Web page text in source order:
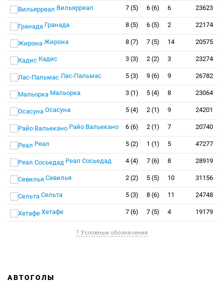
Вильярреал 7 (5) 6 (6) 6 23623
Гранада 8 (5) 6 (5) 2 22174
Жирона 8 (7) 7 (5) 14 20575
Кадис 3 (3) 2 (2) 3 23274
Лас-Пальмас 5 (3) 9 (6) 9 26782
Мальорка 3 (1) 5 (4) 8 23064
Осасуна 5 (4) 2 (1) 9 24201
Райо Вальекано 6 (6) 2 (1) 7 20740
Реал 5 (2) 1 (1) 5 47277
Реал Сосьедад 4 (4) 7 (6) 8 28919
Севилья 2 (2) 5 (5) 10 31156
Сельта 5 (3) 8 (6) 11 24748
Хетафе 7 (6) 7 (5) 4 19179
? Условные обозначения
АВТОГОЛЫ